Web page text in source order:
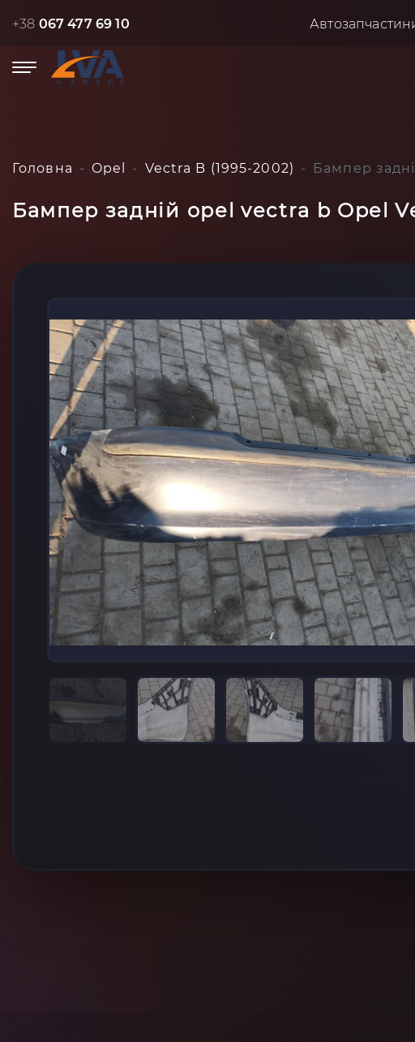
+38 067 477 69 10
Головна Opel Vectra B (1995-2002) Бампер
Бампер задній opel vectra b Opel